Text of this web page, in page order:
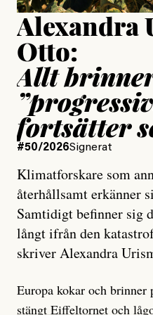
Alexandra
Otto:
Allt
fortsätter
#50/2026Signerat
Klimatforskare som
återhållsamt erkänner
Samtidigt befinner sig
långt ifrån den
skriver Alexandra
Europa kokar och brinner
stängt Eiffeltornet och